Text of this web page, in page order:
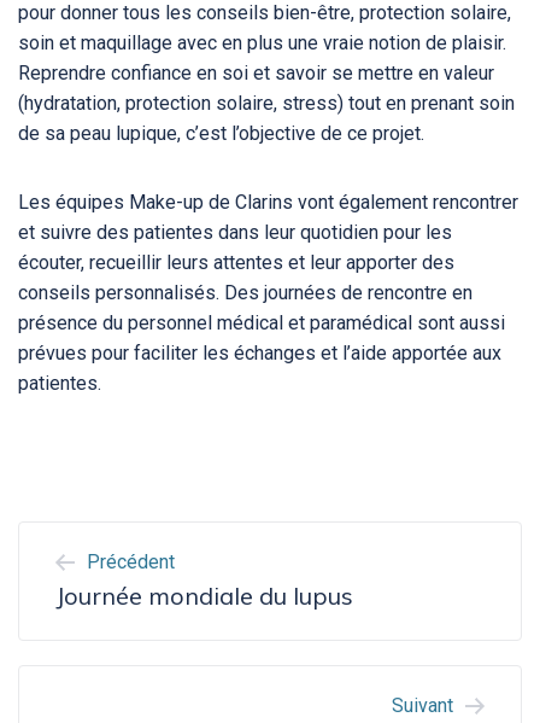
pour donner tous les conseils bien-être, protection solaire,
soin et maquillage avec en plus une vraie notion de plaisir.
Reprendre confiance en soi et savoir se mettre en valeur
(hydratation, protection solaire, stress) tout en prenant soin
de sa peau lupique, c’est l’objective de ce projet.
Les équipes Make-up de Clarins vont également rencontrer
et suivre des patientes dans leur quotidien pour les
écouter, recueillir leurs attentes et leur apporter des
conseils personnalisés. Des journées de rencontre en
présence du personnel médical et paramédical sont aussi
prévues pour faciliter les échanges et l’aide apportée aux
patientes.
L’ARTICLE
Précédent
Journée mondiale du lupus
Suivant